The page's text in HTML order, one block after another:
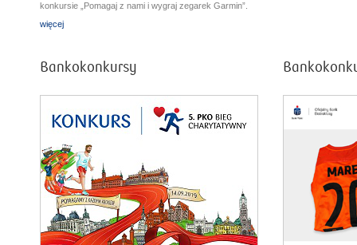
konkursie „Pomagaj z nami i wygraj zegarek Garmin”.
więcej
Bankokonkursy